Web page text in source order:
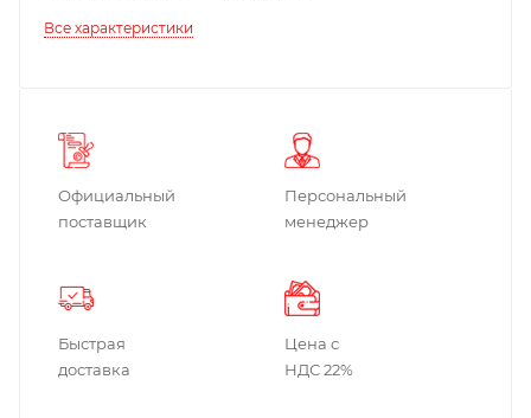
Все характеристики
Официальный
поставщик
Персональный
менеджер
Быстрая
доставка
Цена с
НДС 22%